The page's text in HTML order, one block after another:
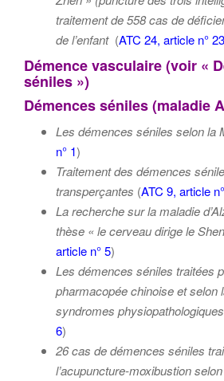
traitement de 558 cas de
de l’enfant (ATC 24, article n° 23
Démence vasculaire (voir «
séniles »)
Démences séniles (maladie
Les démences séniles selon la
n° 1)
Traitement des démences
transperçantes (ATC 9, article
La recherche sur la maladie
thèse « le cerveau dirige le
article n° 5)
Les démences séniles traitées
pharmacopée chinoise et selon
syndromes physiopathologiques
6)
26 cas de démences séniles
l’acupuncture-moxibustion